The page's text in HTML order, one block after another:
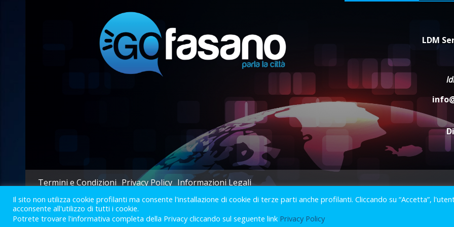
LDM
Termini e Condizioni Privacy Policy Informazioni Legali
2023 © Gofasano|Powered byCreativestudio&LGC.
Il sito non utilizza cookie profilanti ma consente l'installazione di cookie di terze parti anche profilanti. Cliccando su “Accetta”,
acconsente all'utilizzo di tutti i cookie.
Potrete trovare l'informativa completa della Privacy cliccando sul seguente link Privacy Policy